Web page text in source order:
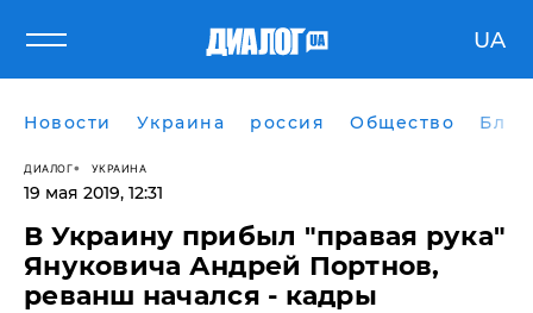
UA
Новости Украина россия Общество
ДИАЛОГ УКРАИНА
19 мая 2019, 12:31
​В Украину прибыл "правая рука"
Януковича Андрей Портнов,
реванш начался - кадры